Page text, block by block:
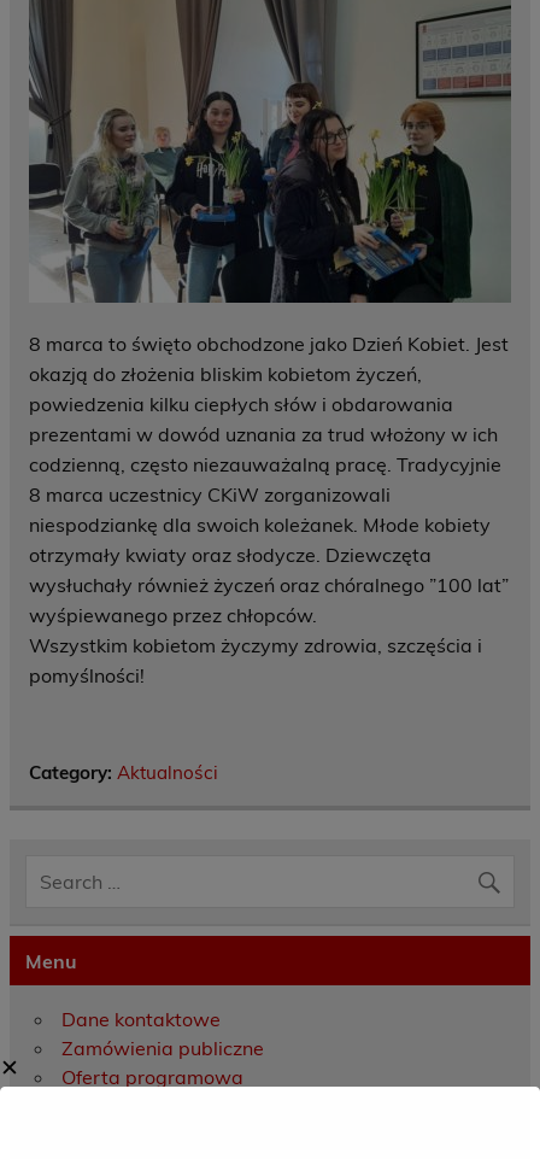
8 marca to święto obchodzone jako Dzień Kobiet. Jest
okazją do złożenia bliskim kobietom życzeń,
powiedzenia kilku ciepłych słów i obdarowania
prezentami w dowód uznania za trud włożony w ich
codzienną, często niezauważalną pracę. Tradycyjnie
8 marca uczestnicy CKiW zorganizowali
niespodziankę dla swoich koleżanek. Młode kobiety
otrzymały kwiaty oraz słodycze. Dziewczęta
wysłuchały również życzeń oraz chóralnego ”100 lat”
wyśpiewanego przez chłopców.
Wszystkim kobietom życzymy zdrowia, szczęścia i
pomyślności!
Category: Aktualności
Menu
Dane kontaktowe
Zamówienia publiczne
Oferta programowa
✕